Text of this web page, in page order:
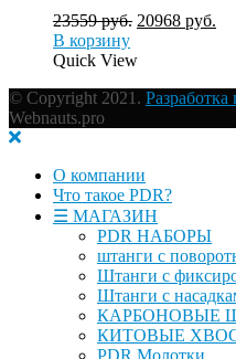
23559руб. 20968 руб.
В корзину
Quick View
© Copyright 2021. Разработка
Webnauts.pro
О компании
Что такое PDR?
☰ МАГАЗИН
PDR НАБОРЫ
штанги с
Штанги с
Штанги с
КАРБОНОВЫЕ
КИТОВЫЕ
PDR Молотки